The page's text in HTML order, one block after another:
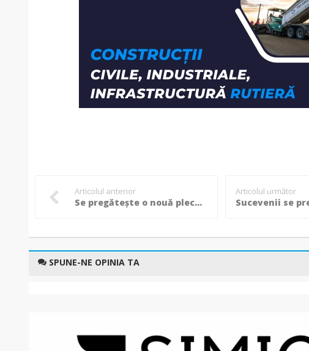
Articolul anterior
Se pregătește o nouă plecare din Superliga: Jucătorul este deja cu gândul la banii din Orientul Mijlociu!
Articolul următor
SPUNE-NE OPINIA TA